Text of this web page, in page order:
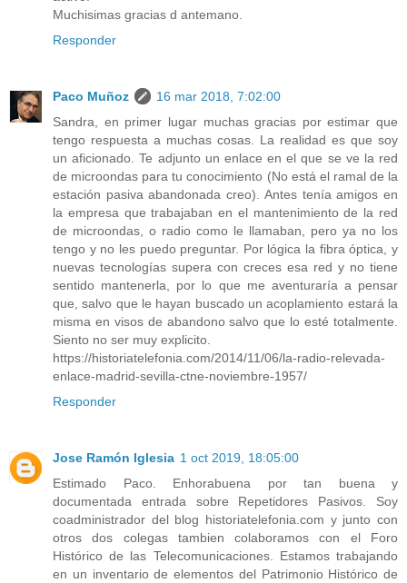
Muchisimas gracias d antemano.
Responder
Paco Muñoz
16 mar 2018, 7:02:00
Sandra, en primer lugar muchas gracias por estimar que
tengo respuesta a muchas cosas. La realidad es que soy
un aficionado. Te adjunto un enlace en el que se ve la red
de microondas para tu conocimiento (No está el ramal de la
estación pasiva abandonada creo). Antes tenía amigos en
la empresa que trabajaban en el mantenimiento de la red
de microondas, o radio como le llamaban, pero ya no los
tengo y no les puedo preguntar. Por lógica la fibra óptica, y
nuevas tecnologías supera con creces esa red y no tiene
sentido mantenerla, por lo que me aventuraría a pensar
que, salvo que le hayan buscado un acoplamiento estará la
misma en visos de abandono salvo que lo esté totalmente.
Siento no ser muy explicito.
https://historiatelefonia.com/2014/11/06/la-radio-relevada-
enlace-madrid-sevilla-ctne-noviembre-1957/
Responder
Jose Ramón Iglesia 1 oct 2019, 18:05:00
Estimado Paco. Enhorabuena por tan buena y
documentada entrada sobre Repetidores Pasivos. Soy
coadministrador del blog historiatelefonia.com y junto con
otros dos colegas tambien colaboramos con el Foro
Histórico de las Telecomunicaciones. Estamos trabajando
en un inventario de elementos del Patrimonio Histórico de